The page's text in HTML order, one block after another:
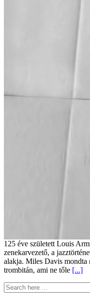
125 éve született Louis
zenekarvezető, a
alakja. Miles Davis mondta
trombitán, ami ne tőle [...]